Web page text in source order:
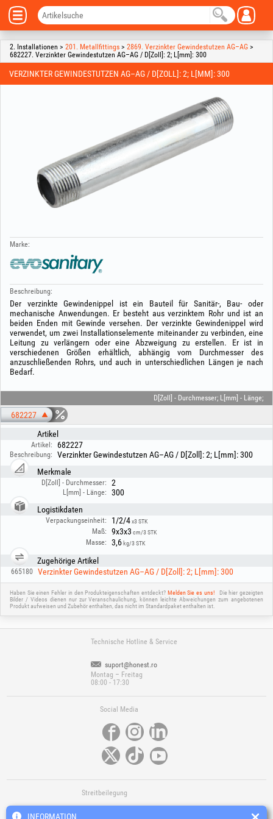
2. Installationen > 201. Metallfittings > 2869. Verzinkter Gewindestutzen AG–AG >
682227. Verzinkter Gewindestutzen AG–AG / D[Zoll]: 2; L[mm]: 300
VERZINKTER GEWINDESTUTZEN AG–AG / D[ZOLL]: 2; L[MM]: 300
Marke:
Beschreibung:
Der verzinkte Gewindenippel ist ein Bauteil für Sanitär-, Bau- oder
mechanische Anwendungen. Er besteht aus verzinktem Rohr und ist an
beiden Enden mit Gewinde versehen. Der verzinkte Gewindenippel wird
verwendet, um zwei Installationselemente miteinander zu verbinden, eine
Leitung zu verlängern oder eine Abzweigung zu erstellen. Er ist in
verschiedenen Größen erhältlich, abhängig vom Durchmesser des
anzuschließenden Rohrs, und auch in unterschiedlichen Längen je nach
Bedarf.
D[Zoll] - Durchmesser; L[mm] - Länge;
682227
Artikel
Artikel: 682227
Beschreibung:
Verzinkter Gewindestutzen AG–AG / D[Zoll]: 2; L[mm]: 300
Merkmale
D[Zoll] - Durchmesser: 2
L[mm] - Länge:
300
Logistikdaten
Verpackungseinheit: 1/2/4x3 STK
Maß: 9x3x3 cm/3 STK
Masse: 3,6 kg/3 STK
Zugehörige Artikel
665180 Verzinkter Gewindestutzen AG–AG / D[Zoll]: 2; L[mm]: 300
Haben Sie einen Fehler in den Produkteigenschaften entdeckt? Melden Sie es uns!
Die hier gezeigten
Bilder / Videos dienen nur zur Veranschaulichung, können leichte Abweichungen zum angebotenen
Produkt aufweisen und Zubehör enthalten, das nicht im Standardpaket enthalten ist.
Technische Hotline & Service
suport@honest.ro
Montag – Freitag
08:00 - 17:30
Social Media
Streitbeilegung
INFORMATION